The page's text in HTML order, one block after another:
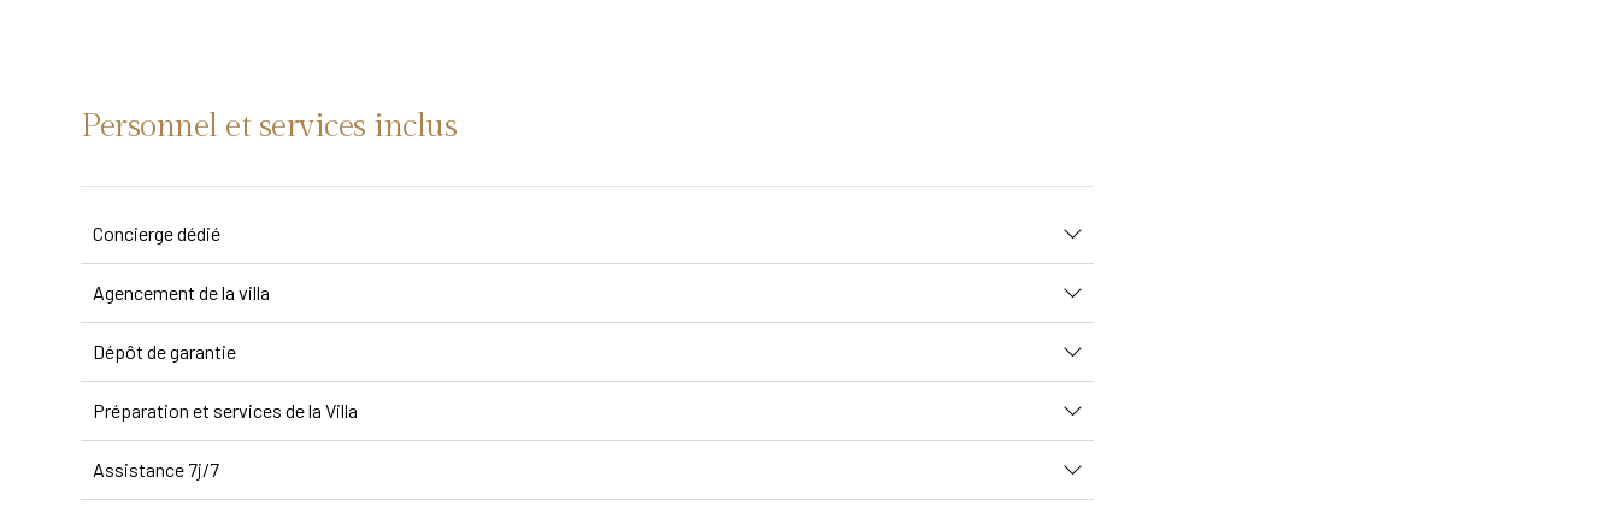
Personnel et services inclus
Concierge dédié
Agencement de la villa
Dépôt de garantie
Préparation et services de la Villa
Assistance 7j/7